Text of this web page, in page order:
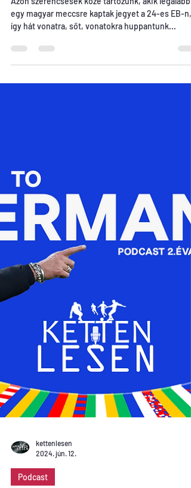
Azon szerencsések közé tartozunk, akik legalább
egy magyar meccsre kaptak jegyet a 24-es EB-n,
így hát vonatra, sőt, vonatokra huppantunk...
kettenlesen